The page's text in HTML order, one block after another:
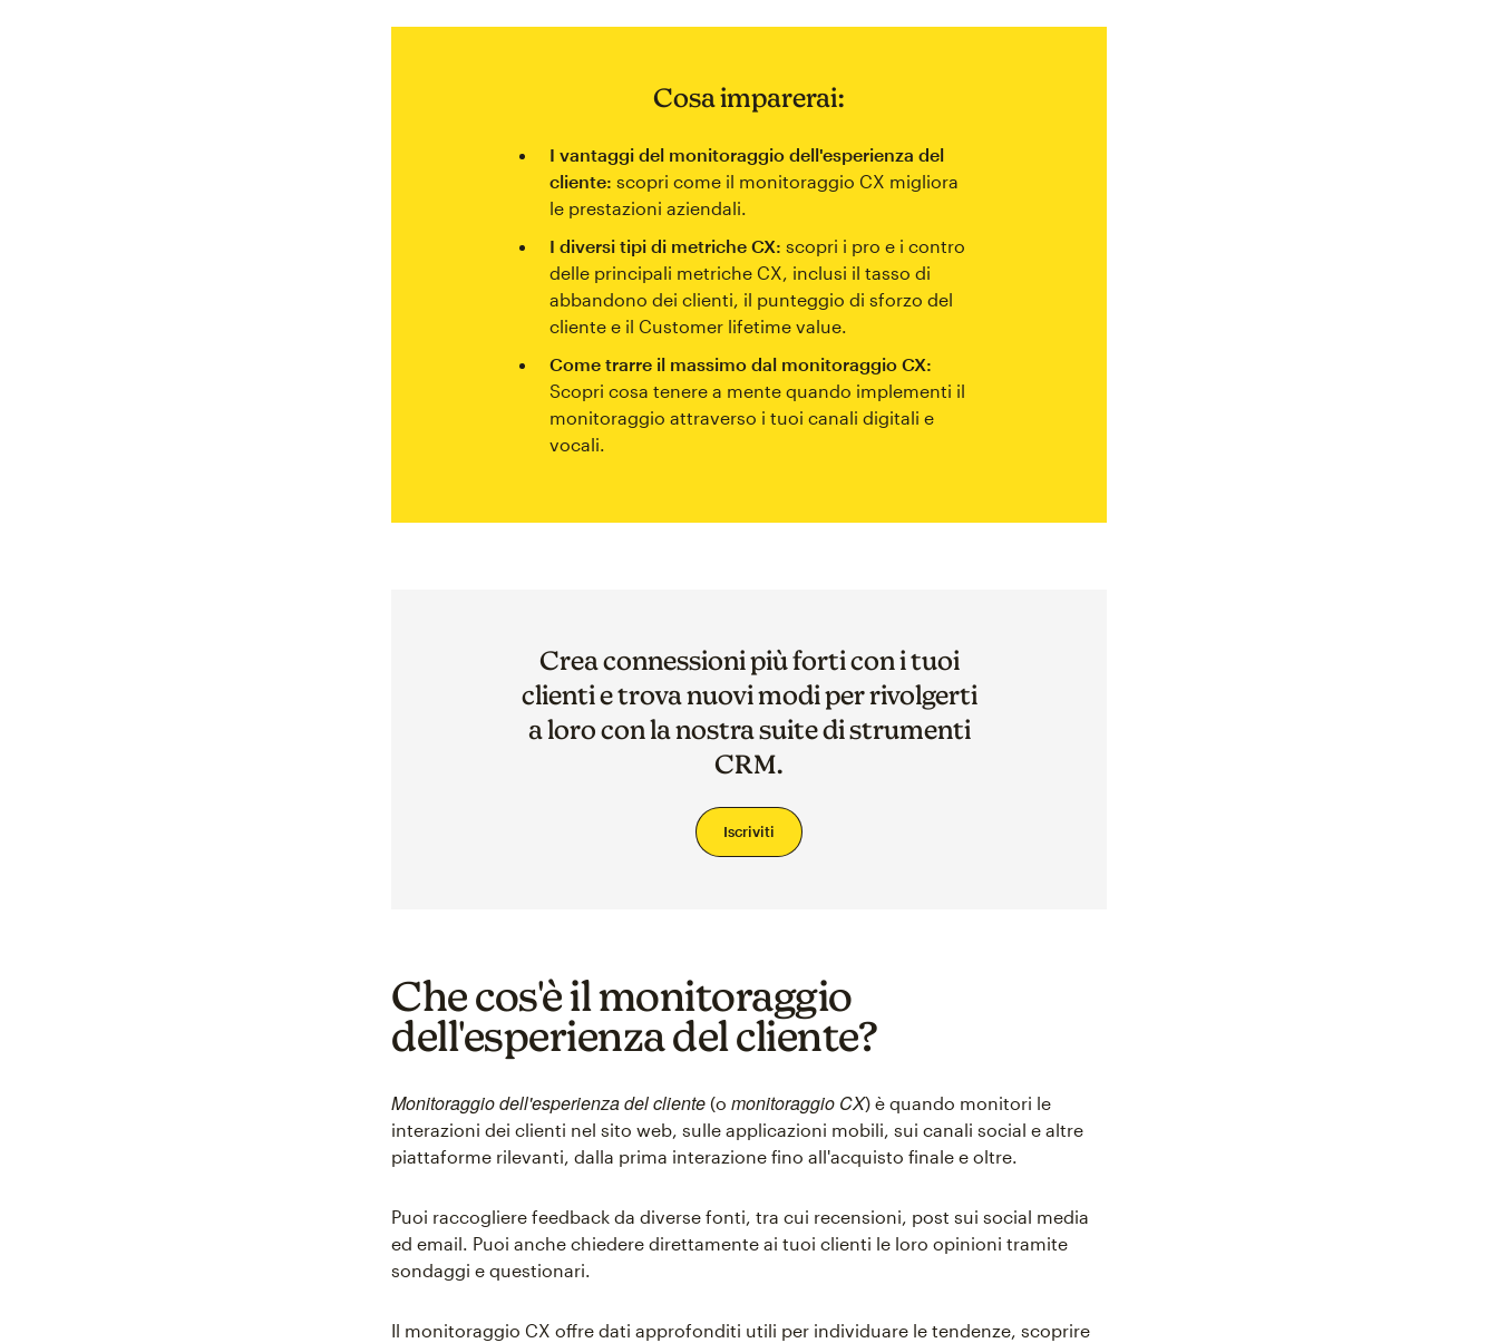
Cosa imparerai:
I vantaggi del monitoraggio dell'esperienza del
cliente: scopri come il monitoraggio CX migliora
le prestazioni aziendali.
I diversi tipi di metriche CX: scopri i pro e i contro
delle principali metriche CX, inclusi il tasso di
abbandono dei clienti, il punteggio di sforzo del
cliente e il Customer lifetime value.
Come trarre il massimo dal monitoraggio CX:
Scopri cosa tenere a mente quando implementi il
monitoraggio attraverso i tuoi canali digitali e
vocali.
Crea connessioni più forti con i tuoi
clienti e trova nuovi modi per rivolgerti
a loro con la nostra suite di strumenti
CRM.
Iscriviti
Che cos'è il monitoraggio
dell'esperienza del cliente?
Monitoraggio dell'esperienza del cliente (o monitoraggio CX) è quando monitori le
interazioni dei clienti nel sito web, sulle applicazioni mobili, sui canali social e altre
piattaforme rilevanti, dalla prima interazione fino all'acquisto finale e oltre.
Puoi raccogliere feedback da diverse fonti, tra cui recensioni, post sui social media
ed email. Puoi anche chiedere direttamente ai tuoi clienti le loro opinioni tramite
sondaggi e questionari.
Il monitoraggio CX offre dati approfonditi utili per individuare le tendenze, scoprire